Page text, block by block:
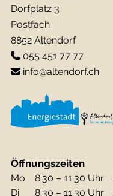
Dorfplatz 3
Postfach
8852 Altendorf
055 451 77 77
info@altendorf.ch
Öffnungszeiten
Mo 8.30 – 11.30 Uhr
Di
8.30 – 11.30 Uhr